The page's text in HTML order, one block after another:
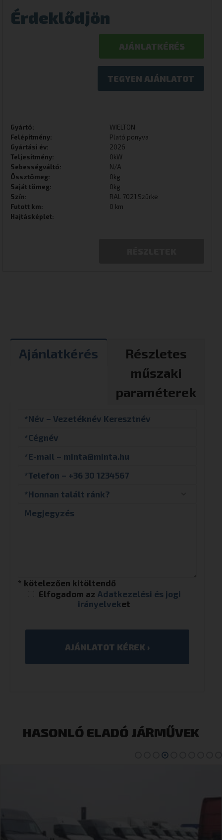
Érdeklődjön
AJÁNLATKÉRÉS
TEGYEN AJÁNLATOT
Gyártó:
WIELTON
Felépítmény:
Plató ponyva
Gyártási év:
2026
Teljesítmény:
0kW
Sebességváltó:
N/A
Össztömeg:
0kg
Saját tömeg:
0kg
Szín:
RAL 7021 Szürke
Futott km:
0 km
Hajtásképlet:
Ajánlatkérés
Részletes
műszaki
paraméterek
* kötelezően kitöltendő
Elfogadom az Adatkezelési és jogi
irányelveket
HASONLÓ ELADÓ JÁRMŰVEK